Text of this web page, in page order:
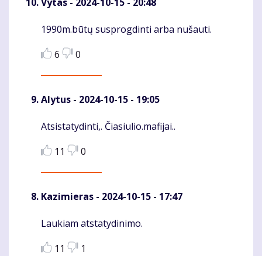
Komentaras
1990m.būtų susprogdinti arba nušauti.
6
0
Alytus - 2024-10-15 - 19:05
Komentaras
Atsistatydinti,. Čiasiulio.mafijai..
11
0
Kazimieras - 2024-10-15 - 17:47
Komentaras
Laukiam atstatydinimo.
11
1